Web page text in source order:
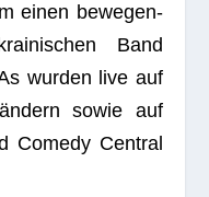
einen bewe­gen­
Band
wur­den live auf
sowie auf
Comedy Cen­tral